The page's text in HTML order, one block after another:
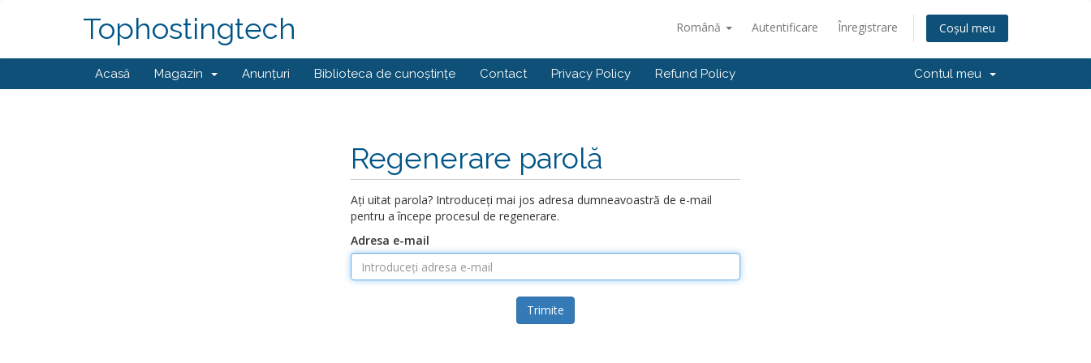
Română Autentificare Înregistrare Coșul meu
Tophostingtech
Acasă Magazin Anunțuri Biblioteca de cunoștințe Contact Privacy Policy Refund Policy Contul meu
Regenerare parolă
Ați uitat parola? Introduceți mai jos adresa dumneavoastră de e-mail
pentru a începe procesul de regenerare.
Adresa e-mail
Trimite